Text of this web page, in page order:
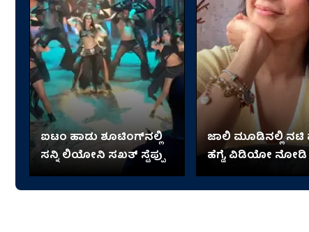
ಐಟಂ ಹಾಡು ಶೂಟಿಂಗ್​​ನಲ್ಲಿ
ಸನ್ನಿ ಲಿಯೋನಿ ಸಖತ್ ಸ್ಟೆಪ್ಪು
ಜಾಲಿ ಮೂಡಿನಲ್ಲಿ ನಟಿ
ಹೆಗ್ಡೆ, ವಿಡಿಯೋ ನೋಡಿ